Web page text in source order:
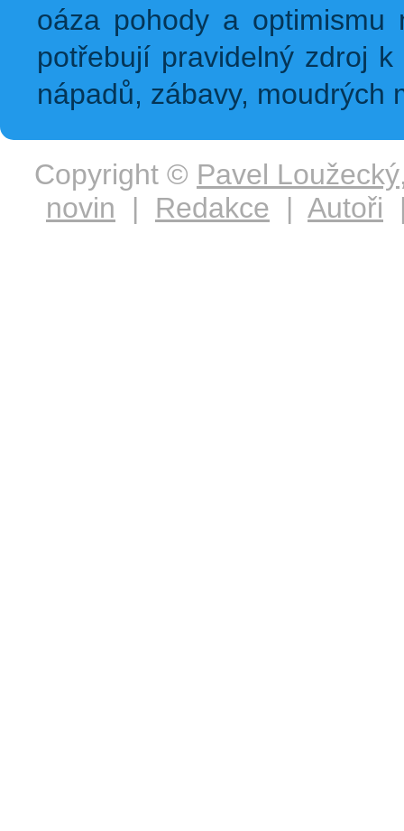
oáza pohody a
potřebují pravidelný zdroj
nápadů, zábavy, moudrých
Copyright © Pavel Loužecký
novin | Redakce | Autoři